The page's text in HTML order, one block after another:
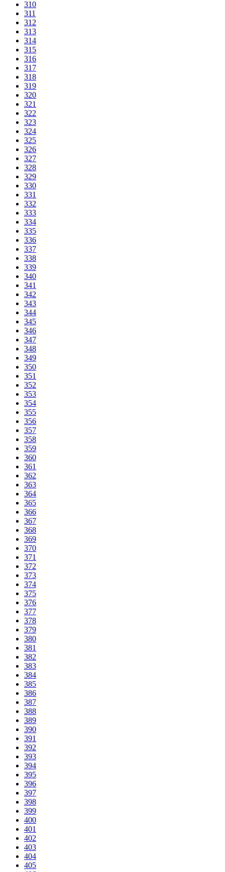
310
311
312
313
314
315
316
317
318
319
320
321
322
323
324
325
326
327
328
329
330
331
332
333
334
335
336
337
338
339
340
341
342
343
344
345
346
347
348
349
350
351
352
353
354
355
356
357
358
359
360
361
362
363
364
365
366
367
368
369
370
371
372
373
374
375
376
377
378
379
380
381
382
383
384
385
386
387
388
389
390
391
392
393
394
395
396
397
398
399
400
401
402
403
404
405